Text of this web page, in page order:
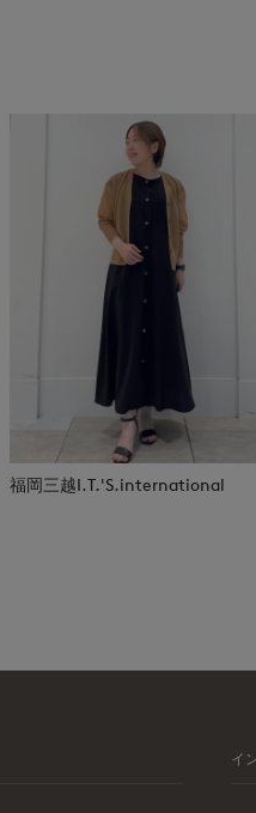
福岡三越I.T.'S.international
イ